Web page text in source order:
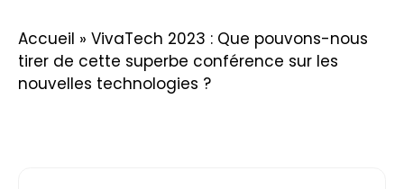
Accueil » VivaTech 2023 : Que pouvons-nous
tirer de cette superbe conférence sur les
nouvelles technologies ?